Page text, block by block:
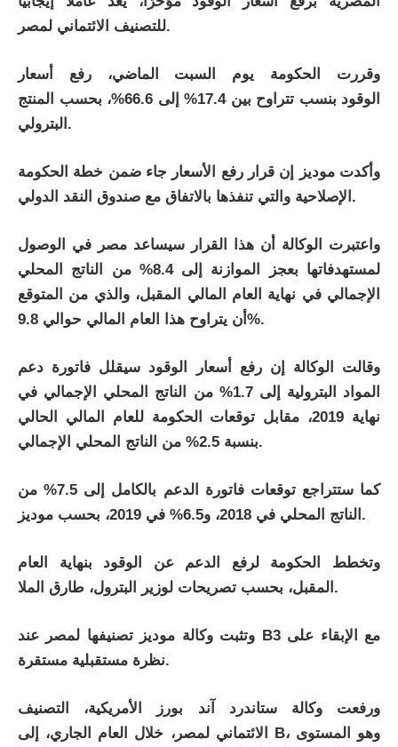
للتصنيف الائتماني لمصر.
وقررت الحكومة يوم السبت الماضي، رفع أسعار
الوقود بنسب تتراوح بين 17.4% إلى 66.6%، بحسب المنتج
البترولي.
وأكدت موديز إن قرار رفع الأسعار جاء ضمن خطة الحكومة
الإصلاحية والتي تنفذها بالاتفاق مع صندوق النقد الدولي.
واعتبرت الوكالة أن هذا القرار سيساعد مصر في الوصول
لمستهدفاتها بعجز الموازنة إلى 8.4% من الناتج المحلي
الإجمالي في نهاية العام المالي المقبل، والذي من المتوقع
أن يتراوح هذا العام المالي حوالي 9.8%.
وقالت الوكالة إن رفع أسعار الوقود سيقلل فاتورة دعم
المواد البترولية إلى 1.7% من الناتج المحلي الإجمالي في
نهاية 2019، مقابل توقعات الحكومة للعام المالي الحالي
بنسبة 2.5% من الناتج المحلي الإجمالي.
كما ستتراجع توقعات فاتورة الدعم بالكامل إلى 7.5% من
الناتج المحلي في 2018، و6.5% في 2019، بحسب موديز.
وتخطط الحكومة لرفع الدعم عن الوقود بنهاية العام
المقبل، بحسب تصريحات لوزير البترول، طارق الملا.
وتثبت وكالة موديز تصنيفها لمصر عند B3 مع الإبقاء على
نظرة مستقبلية مستقرة.
ورفعت وكالة ستاندرد آند بورز الأمريكية، التصنيف
الائتماني لمصر، خلال العام الجاري، إلى B، وهو المستوى